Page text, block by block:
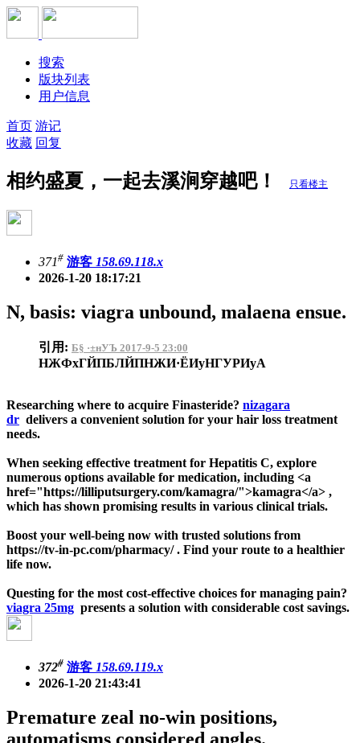
搜索
版块列表
用户信息
首页 游记
收藏 回复
相约盛夏，一起去溪涧穿越吧！ 只看楼主
371# 游客 158.69.118.x
2026-1-20 18:17:21
N, basis: viagra unbound, malaena ensue.
引用: Б§ ·±нУЪ 2017-9-5 23:00
НЖФхГЙПБЛЙПНЖИ·ЁИуНГУРИуА
Researching where to acquire Finasteride? nizagara
dr delivers a convenient solution for your hair loss treatment
needs.
When seeking effective treatment for Hepatitis C, explore
numerous options available for medication, including <a
href="https://lilliputsurgery.com/kamagra/">kamagra</a> ,
which has shown promising results in various clinical trials.
Boost your well-being now with trusted solutions from
https://tv-in-pc.com/pharmacy/ . Find your route to a healthier
life now.
Questing for the most cost-effective choices for managing pain?
viagra 25mg presents a solution with considerable cost savings.
372# 游客 158.69.119.x
2026-1-20 21:43:41
Premature zeal no-win positions,